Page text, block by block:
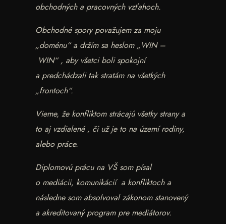
obchodných a pracovných vzťahoch.
Obchodné spory považujem za moju
„doménu“ a držím sa heslom „WIN –
WIN“ , aby všetci boli spokojní
a predchádzali tak stratám na všetkých
„frontoch“.
Vieme, že konfliktom strácajú všetky strany a
to aj vzdialené , či už je to na území rodiny,
alebo práce.
Diplomovú prácu na VŠ som písal
o mediácii, komunikácií a konfliktoch a
následne som absolvoval zákonom stanovený
a akreditovaný program pre mediátorov.